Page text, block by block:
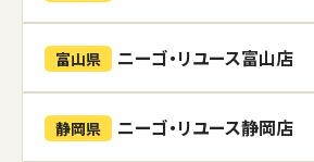
富山県 ニーゴ・リユース富山店
静岡県 ニーゴ・リユース静岡店